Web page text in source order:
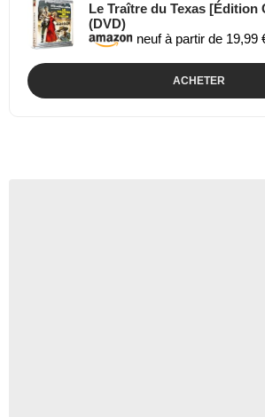
Le Traître du Texas
(DVD)
neuf à partir de 19,99
ACHETER